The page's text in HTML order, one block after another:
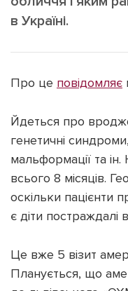
Політика
в Україні.
Про це повідомляє
Йдеться про
генетичні
мальформації та
всього 8 місяців.
оскільки пацієнти
є діти постраждалі
Це вже 5 візит
Планується, що